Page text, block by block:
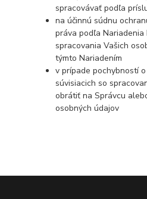
spracovávať podľa
na účinnú súdnu
práva podľa
spracovania Vašich
týmto Nariadením
v prípade pochybností
súvisiacich so
obrátiť na Správcu
osobných údajov